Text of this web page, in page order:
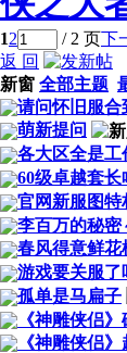
12 / 2 页下
返 回
新窗 全部主题
请问怀旧服合
萌新提问
各大区全是工
60级卓越套长
官网新服图特
李百万的秘密
春风得意鲜花
游戏要关服了
孤单是马扁子
《神雕侠侣
《神雕侠侣